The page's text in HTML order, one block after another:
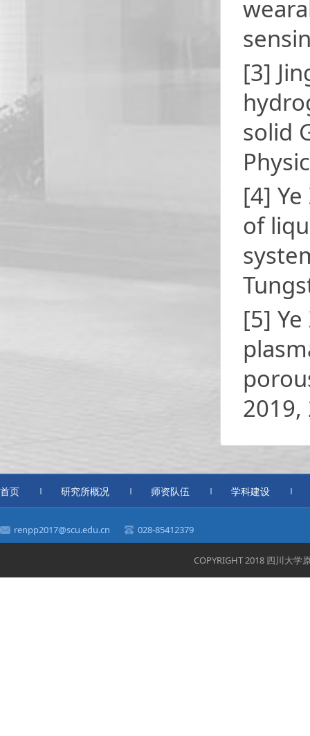
[3]
solid
[4]
of
[5]
2019,
首页 研究所概况 师资队伍 学科建设
renpp2017@scu.edu.cn 028-85412379
COPYRIGHT 2018 四川大学